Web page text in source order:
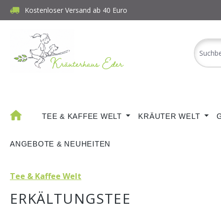
Hauptinhalt springen
Zur Suche springen
Zur Hauptnavigation springen
Kostenloser Versand ab 40 Euro
TEE & KAFFEE WELT KRÄUTER WELT
ANGEBOTE & NEUHEITEN
Tee & Kaffee Welt
ERKÄLTUNGSTEE